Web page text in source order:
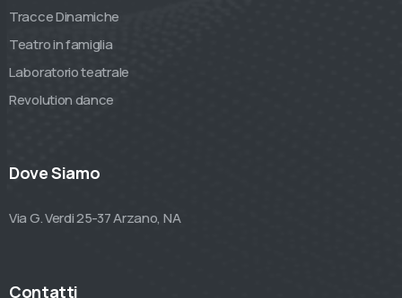
Tracce Dinamiche
Teatro in famiglia
Laboratorio teatrale
Revolution dance
Dove Siamo
Via G. Verdi 25-37 Arzano, NA
Contatti